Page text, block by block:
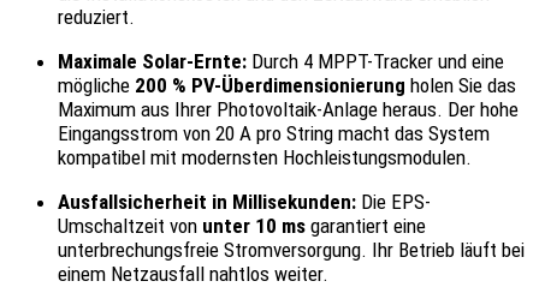
reduziert.
Maximale Solar-Ernte: Durch 4 MPPT-Tracker und eine
mögliche 200 % PV-Überdimensionierung holen Sie das
Maximum aus Ihrer Photovoltaik-Anlage heraus. Der hohe
Eingangsstrom von 20 A pro String macht das System
kompatibel mit modernsten Hochleistungsmodulen.
Ausfallsicherheit in Millisekunden: Die EPS-
Umschaltzeit von unter 10 ms garantiert eine
unterbrechungsfreie Stromversorgung. Ihr Betrieb läuft bei
einem Netzausfall nahtlos weiter.